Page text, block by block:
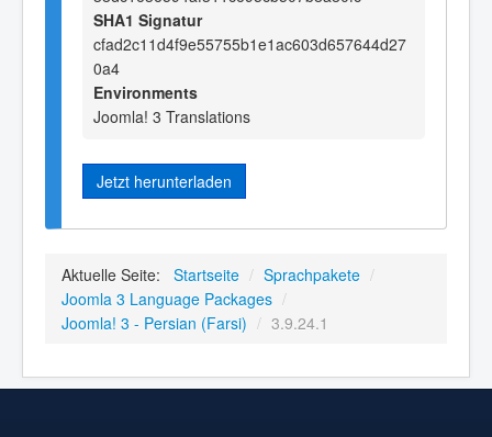
SHA1 Signatur
cfad2c11d4f9e55755b1e1ac603d657644d27
0a4
Environments
Joomla! 3 Translations
Jetzt herunterladen
Aktuelle Seite: Startseite / Sprachpakete /
Joomla 3 Language Packages /
Joomla! 3 - Persian (Farsi) / 3.9.24.1